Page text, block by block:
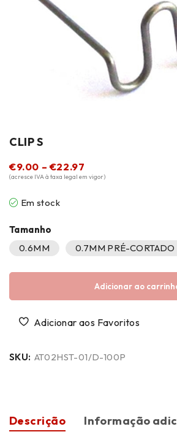
CLIP S
€9.00 – €22.97
(acresce IVA à taxa legal em vigor)
Em stock
Tamanho
0.6MM
0.7MM PRÉ-CORTADO
Adicionar ao
SKU: AT02HST-01/D-100P
Descrição
Informação